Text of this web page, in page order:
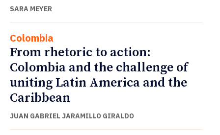
SARA MEYER
Colombia
From rhetoric to action:
Colombia and the challenge of
uniting Latin America and the
Caribbean
JUAN GABRIEL JARAMILLO GIRALDO